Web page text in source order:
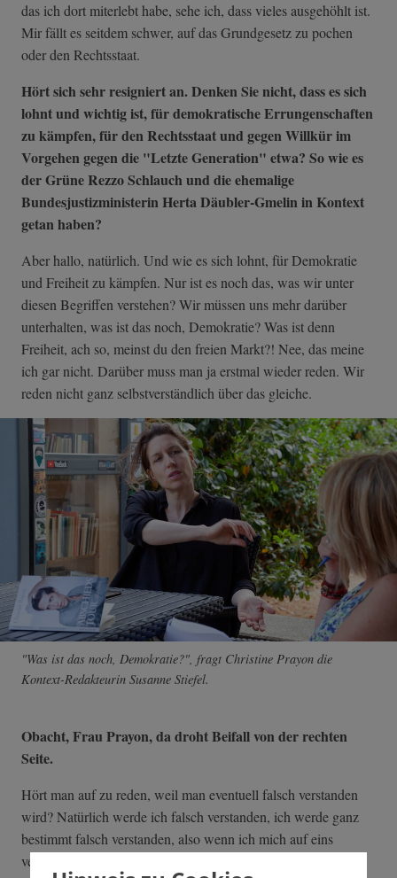
das ich dort miterlebt habe, sehe ich, dass vieles ausgehöhlt ist.
Mir fällt es seitdem schwer, auf das Grundgesetz zu pochen
oder den Rechtsstaat.
Hört sich sehr resigniert an. Denken Sie nicht, dass es sich
lohnt und wichtig ist, für demokratische Errungenschaften
zu kämpfen, für den Rechtsstaat und gegen Willkür im
Vorgehen gegen die "Letzte Generation" etwa? So wie es
der Grüne Rezzo Schlauch und die ehemalige
Bundesjustizministerin Herta Däubler-Gmelin in Kontext
getan haben?
Aber hallo, natürlich. Und wie es sich lohnt, für Demokratie
und Freiheit zu kämpfen. Nur ist es noch das, was wir unter
diesen Begriffen verstehen? Wir müssen uns mehr darüber
unterhalten, was ist das noch, Demokratie? Was ist denn
Freiheit, ach so, meinst du den freien Markt?! Nee, das meine
ich gar nicht. Darüber muss man ja erstmal wieder reden. Wir
reden nicht ganz selbstverständlich über das gleiche.
"Was ist das noch, Demokratie?", fragt Christine Prayon die
Kontext-Redakteurin Susanne Stiefel.
Obacht, Frau Prayon, da droht Beifall von der rechten
Seite.
Hört man auf zu reden, weil man eventuell falsch verstanden
wird? Natürlich werde ich falsch verstanden, ich werde ganz
bestimmt falsch verstanden, also wenn ich mich auf eins
verlassen kann, dann darauf. Aber es ist bedenklich, wenn ein